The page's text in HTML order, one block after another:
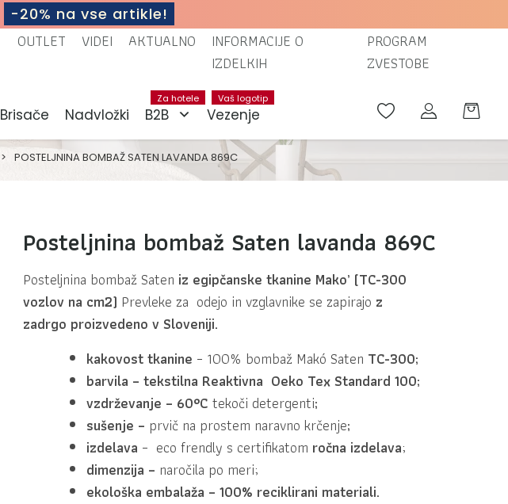
-20% na vse artikle!
OUTLET VIDEI AKTUALNO
INFORMACIJE O
IZDELKIH
PROGRAM
ZVESTOBE
Brisače Nadvložki B2B
Za hotele
Vezenje
Vaš logotip
> POSTELJNINA BOMBAŽ SATEN LAVANDA 869C
Posteljnina bombaž Saten lavanda 869C
Posteljnina bombaž Saten iz egipčanske tkanine Mako’ (TC-300
vozlov na cm2) Prevleke za odejo in vzglavnike se zapirajo z
zadrgo proizvedeno v Sloveniji.
kakovost tkanine – 100% bombaž Makó Saten TC-300;
barvila – tekstilna Reaktivna Oeko Tex Standard 100;
vzdrževanje – 60°C tekoči detergenti;
sušenje – prvič na prostem naravno krčenje;
izdelava – eco frendly s certifikatom ročna izdelava;
dimenzija – naročila po meri;
ekološka embalaža – 100% reciklirani materiali.